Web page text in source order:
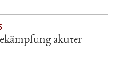
akuter